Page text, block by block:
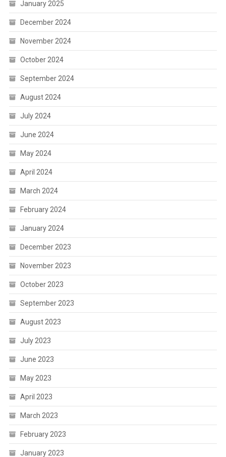
January 2025
December 2024
November 2024
October 2024
September 2024
August 2024
July 2024
June 2024
May 2024
April 2024
March 2024
February 2024
January 2024
December 2023
November 2023
October 2023
September 2023
August 2023
July 2023
June 2023
May 2023
April 2023
March 2023
February 2023
January 2023